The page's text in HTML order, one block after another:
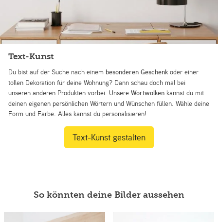
Text-Kunst
Du bist auf der Suche nach einem besonderen Geschenk oder einer
tollen Dekoration für deine Wohnung? Dann schau doch mal bei
unseren anderen Produkten vorbei. UnsereWortwolken kannst du mit
deinen eigenen persönlichen Wörtern und Wünschen füllen. Wähle deine
Form und Farbe. Alles kannst du personalisieren!
Text-Kunst gestalten
So könnten deine Bilder aussehen